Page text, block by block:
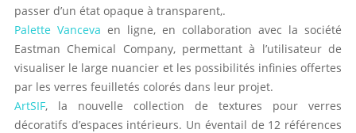
passer d’un état opaque à transparent,.
Palette Vanceva en ligne, en collaboration avec la société
Eastman Chemical Company, permettant à l’utilisateur de
visualiser le large nuancier et les possibilités infinies offertes
par les verres feuilletés colorés dans leur projet.
ArtSIF, la nouvelle collection de textures pour verres
décoratifs d’espaces intérieurs. Un éventail de 12 références